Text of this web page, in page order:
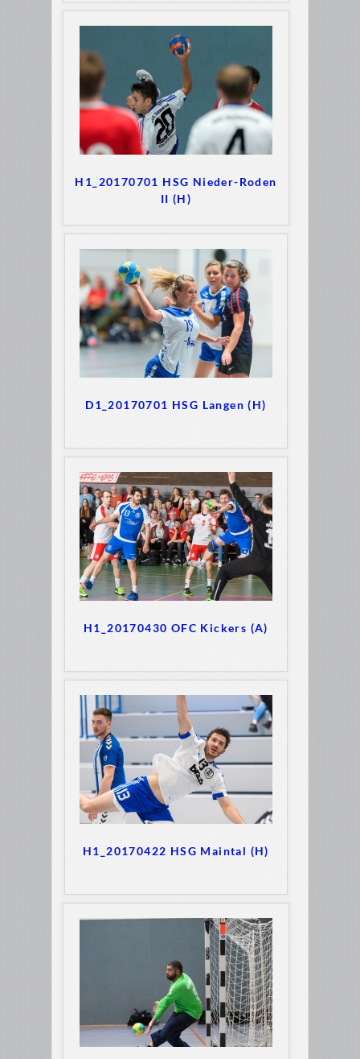
H1_20170701 HSG Nieder-Roden
II (H)
D1_20170701 HSG Langen (H)
H1_20170430 OFC Kickers (A)
H1_20170422 HSG Maintal (H)